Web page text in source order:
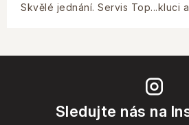
Skvělé jednání. Servis Top...kluci
Sledujte nás na